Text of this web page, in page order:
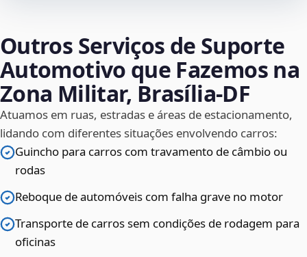
Outros Serviços de Suporte
Automotivo que Fazemos na
Zona Militar, Brasília‑DF
Atuamos em ruas, estradas e áreas de estacionamento,
lidando com diferentes situações envolvendo carros:
Guincho para carros com travamento de câmbio ou
rodas
Reboque de automóveis com falha grave no motor
Transporte de carros sem condições de rodagem para
oficinas